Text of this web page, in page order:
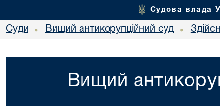
Судова влада
Суди • Вищий антикорупційний суд •
Вищий